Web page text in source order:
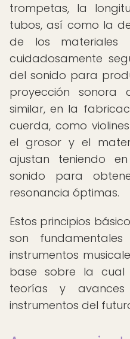
trompetas, la
tubos, así como la
de los materiales
cuidadosamente
del sonido para
proyección sonora
similar, en la
cuerda, como
el grosor y el
ajustan teniendo
sonido para
resonancia óptimas.
Estos principios
son
instrumentos
base sobre la cual
teorías y
instrumentos del